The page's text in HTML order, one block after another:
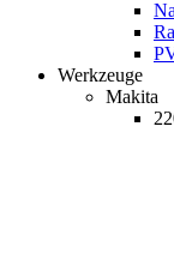
Werkzeuge
Makita